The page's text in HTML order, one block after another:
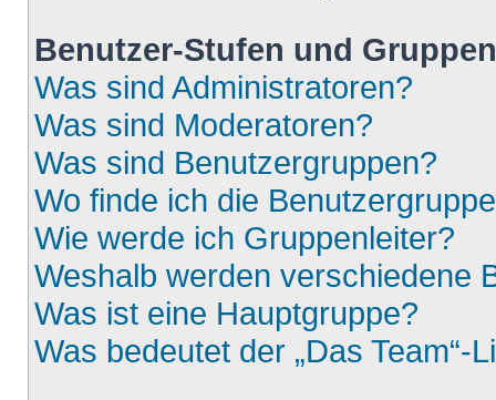
Benutzer-Stufen und Gruppen
Was sind Administratoren?
Was sind Moderatoren?
Was sind Benutzergruppen?
Wo finde ich die
Wie werde ich Gruppenleiter?
Weshalb werden verschiedene
Was ist eine Hauptgruppe?
Was bedeutet der „Das Team“-